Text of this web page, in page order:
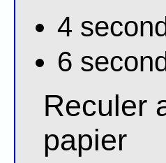
4
6
Reculer
papier